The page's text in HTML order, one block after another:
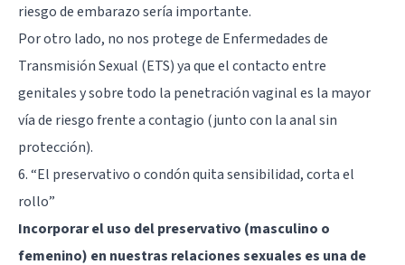
riesgo de embarazo sería importante.
Por otro lado, no nos protege de Enfermedades de
Transmisión Sexual (ETS) ya que el contacto entre
genitales y sobre todo la penetración vaginal es la mayor
vía de riesgo frente a contagio (junto con la anal sin
protección).
6. “El preservativo o condón quita sensibilidad, corta el
rollo”
Incorporar el uso del preservativo (masculino o
femenino) en nuestras relaciones sexuales es una de